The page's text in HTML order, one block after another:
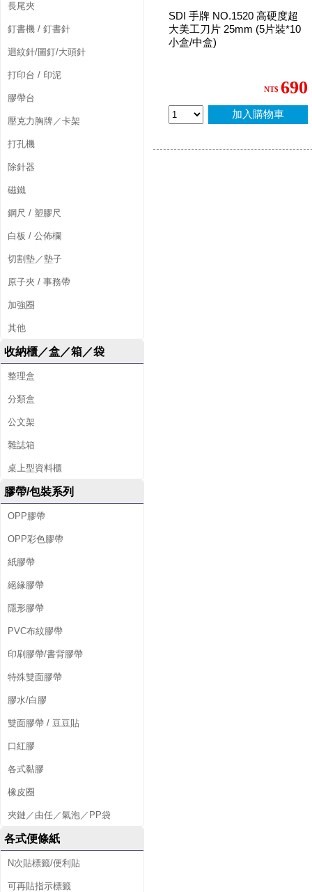
長尾夾
釘書機 / 釘書針
迴紋針/圖釘/大頭針
打印台 / 印泥
膠帶台
壓克力胸牌／卡架
打孔機
除針器
磁鐵
鋼尺 / 塑膠尺
白板 / 公佈欄
切割墊／墊子
原子夾 / 事務帶
加強圈
其他
收納櫃／盒／箱／袋
整理盒
分類盒
公文架
雜誌箱
桌上型資料櫃
膠帶/包裝系列
OPP膠帶
OPP彩色膠帶
紙膠帶
絕緣膠帶
隱形膠帶
PVC布紋膠帶
印刷膠帶/書背膠帶
特殊雙面膠帶
膠水/白膠
雙面膠帶 / 豆豆貼
口紅膠
各式黏膠
橡皮圈
夾鏈／由任／氣泡／PP袋
各式便條紙
N次貼標籤/便利貼
可再貼指示標籤
SDI 手牌 NO.1520 高硬度超
大美工刀片 25mm (5片裝*10
小盒/中盒)
NT$ 690
加入購物車